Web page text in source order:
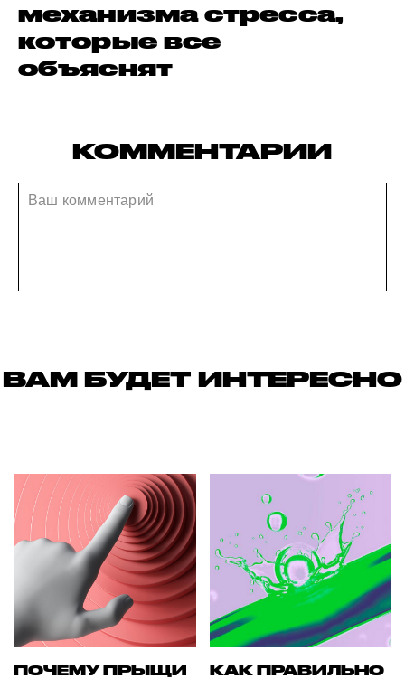
механизма стресса,
которые все
объяснят
КОММЕНТАРИИ
ВАМ БУДЕТ ИНТЕРЕСНО
ПОЧЕМУ ПРЫЩИ
КАК ПРАВИЛЬНО